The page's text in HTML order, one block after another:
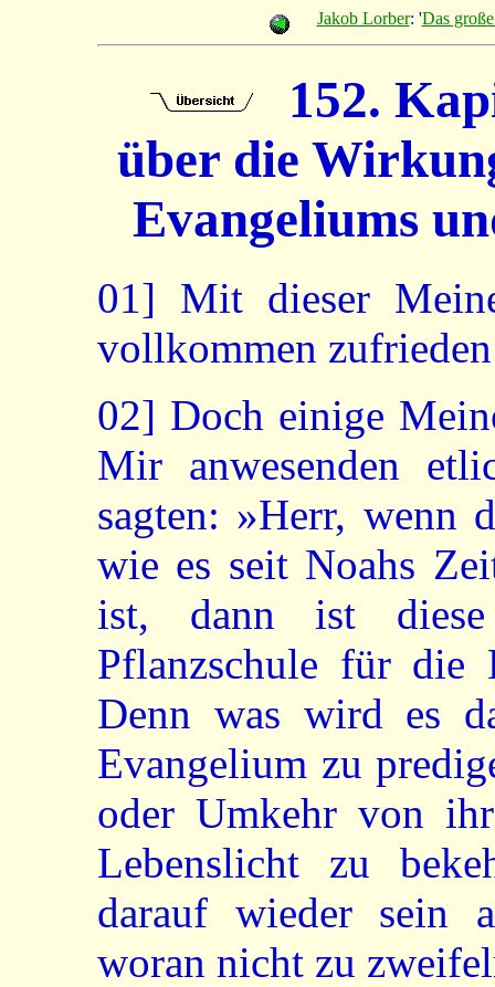
Jakob Lorber: 'Das
152.
über die
Evangeliums
01] Mit dieser
vollkommen
02] Doch einige
Mir anwesenden
sagten: »Herr, wenn
wie es seit Noahs
ist, dann ist
Pflanzschule für
Denn was wird es
Evangelium zu
oder Umkehr von
Lebenslicht zu
darauf wieder sein
woran nicht zu